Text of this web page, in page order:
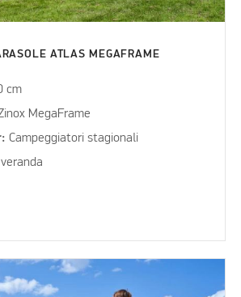
ATLAS MEGAFRAME
cm
MegaFrame
Campeggiatori stagionali